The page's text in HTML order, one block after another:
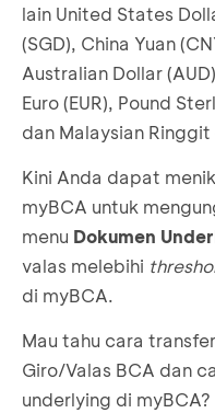
lain United States
(SGD), China Yuan
Australian Dollar
Euro (EUR), Pound
dan Malaysian Ringgit
Kini Anda dapat
myBCA untuk
menu Dokumen
valas melebihi
di myBCA.
Mau tahu cara
Giro/Valas BCA dan
underlying di